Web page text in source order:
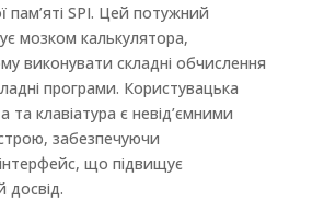
пам’яті SPI. Цей потужний
мозком калькулятора,
виконувати складні обчислення
програми. Користувацька
та клавіатура є невід’ємними
забезпечуючи
що підвищує
досвід.